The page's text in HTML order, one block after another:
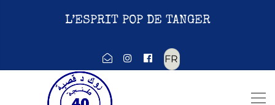
L’ESPRIT POP DE TANGER
Choisir
une